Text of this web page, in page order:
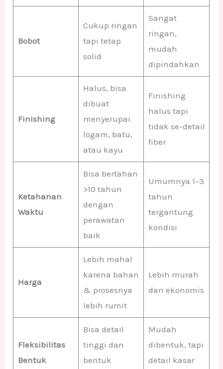
Bobot
Cukup ringan
tapi tetap
solid
Sangat
ringan,
mudah
dipindahkan
Finishing
Halus, bisa
dibuat
menyerupai
logam, batu,
atau kayu
Finishing
halus tapi
tidak se-detail
fiber
Ketahanan
Waktu
Bisa bertahan
>10 tahun
dengan
perawatan
baik
Umumnya 1–3
tahun
tergantung
kondisi
Harga
Lebih mahal
karena bahan
& prosesnya
lebih rumit
Lebih murah
dan ekonomis
Fleksibilitas
Bentuk
Bisa detail
tinggi dan
bentuk
Mudah
dibentuk, tapi
detail kasar